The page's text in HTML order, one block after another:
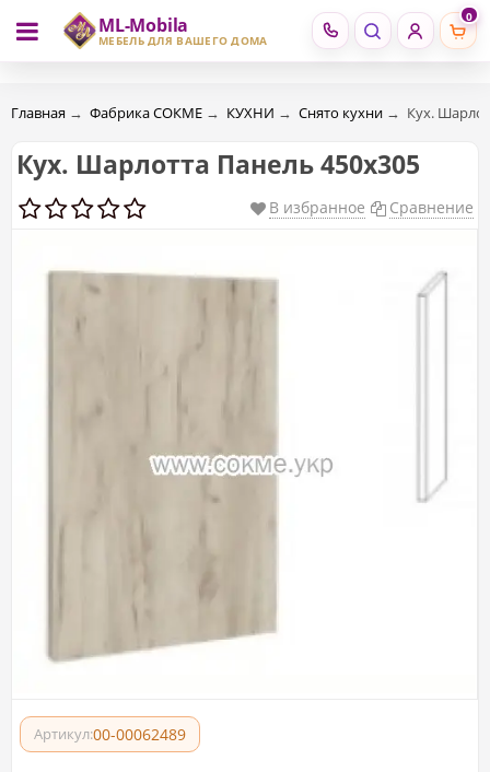
ML-Mobila
МЕБЕЛЬ ДЛЯ ВАШЕГО ДОМА
0
RU RO
Главная → Фабрика СОКМЕ → КУХНИ → Снято кухни → Кух.
Кух. Шарлотта Панель 450x305
В избранное Сравнение
Артикул:00-00062489